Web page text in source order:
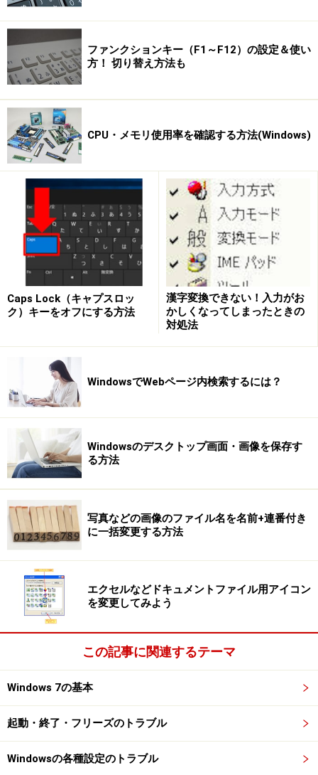
コピーした現在の保存先アドレスは、「メモ帳」を起動
し、[編集]メニュー→[貼り付け]で貼り付け、ファイルと
して保存しておいてください。この保存先アドレスは、
元の状態に戻す場合に役に立ちます。
これで準備は完了。次ページでは新しい保存フォルダを
指定します >>
※記事内容は執筆時点のものです。最新の内容をご確認くださ
い。
※OSやアプリ、ソフトのバージョンによっては画面表示、操作方
法が異なる可能性があります。
次のページへ
ファンクションキー（F1～F12）の設定＆使い
方！ 切り替え方法も
CPU・メモリ使用率を確認する方法(Windows)
Caps Lock（キャプスロッ
ク）キーをオフにする方法
漢字変換できない！入力がお
かしくなってしまったときの
対処法
WindowsでWebページ内検索するには？
Windowsのデスクトップ画面・画像を保存す
る方法
写真などの画像のファイル名を名前+連番付き
に一括変更する方法
エクセルなどドキュメントファイル用アイコン
を変更してみよう
この記事に関連するテーマ
Windows 7の基本
起動・終了・フリーズのトラブル
Windowsの各種設定のトラブル